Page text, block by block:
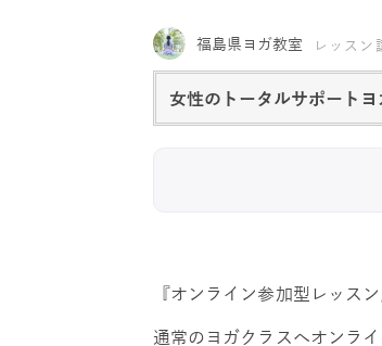
福島県ヨガ教室 レッスン
女性のトータルサポート
『オンライン参加型レッスン
通常のヨガクラスへオンラ